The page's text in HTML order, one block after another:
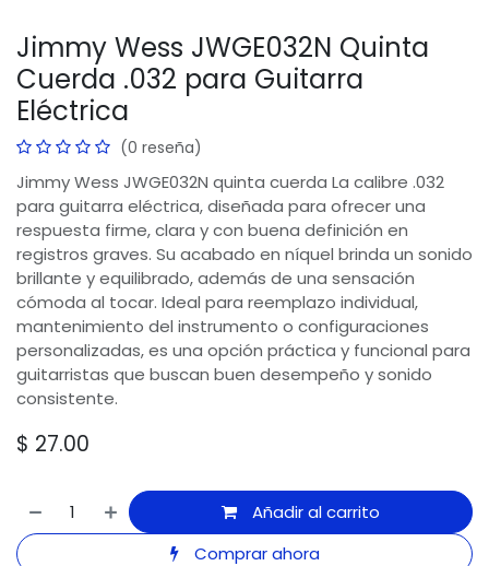
Jimmy Wess JWGE032N Quinta
Cuerda .032 para Guitarra
Eléctrica
(0 reseña)
Jimmy Wess JWGE032N quinta cuerda La calibre .032
para guitarra eléctrica, diseñada para ofrecer una
respuesta firme, clara y con buena definición en
registros graves. Su acabado en níquel brinda un sonido
brillante y equilibrado, además de una sensación
cómoda al tocar. Ideal para reemplazo individual,
mantenimiento del instrumento o configuraciones
personalizadas, es una opción práctica y funcional para
guitarristas que buscan buen desempeño y sonido
consistente.
$ 27.00
Añadir al carrito
Comprar ahora